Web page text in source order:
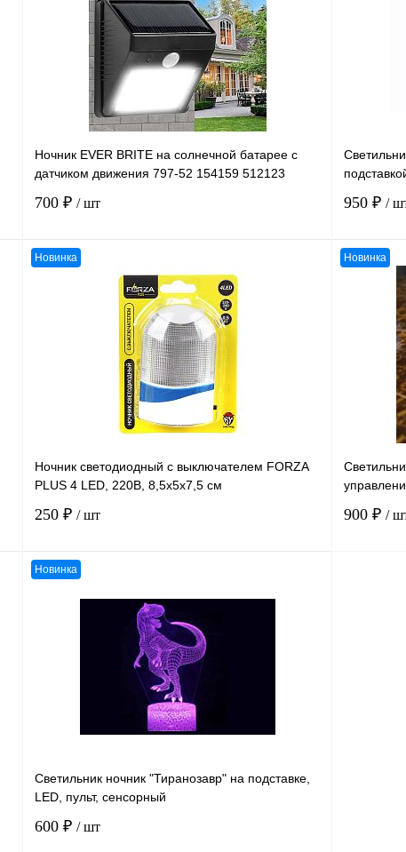
Ночник EVER BRITE на солнечной батарее с
датчиком движения 797-52 154159 512123
700 ₽ / шт
В корзину
наличии
950 ₽ /
К
В
Новинка
Ночник светодиодный с выключателем FORZA
PLUS 4 LED, 220В, 8,5х5х7,5 см
250 ₽ / шт
Новинка
900 ₽ /
Новинка
Светильник ночник "Тиранозавр" на подставке,
LED, пульт, сенсорный
600 ₽ / шт